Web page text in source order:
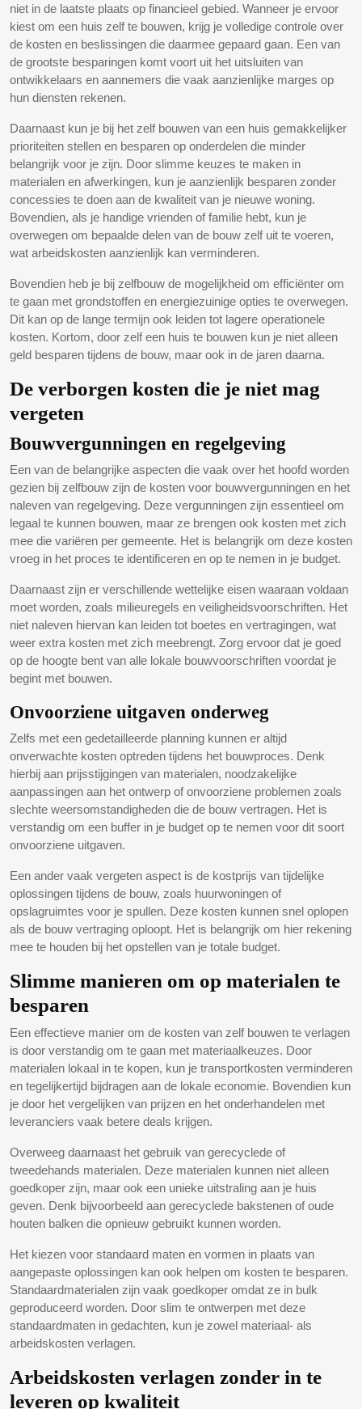
niet in de laatste plaats op financieel gebied. Wanneer je ervoor
kiest om een huis zelf te bouwen, krijg je volledige controle over
de kosten en beslissingen die daarmee gepaard gaan. Een van
de grootste besparingen komt voort uit het uitsluiten van
ontwikkelaars en aannemers die vaak aanzienlijke marges op
hun diensten rekenen.
Daarnaast kun je bij het zelf bouwen van een huis gemakkelijker
prioriteiten stellen en besparen op onderdelen die minder
belangrijk voor je zijn. Door slimme keuzes te maken in
materialen en afwerkingen, kun je aanzienlijk besparen zonder
concessies te doen aan de kwaliteit van je nieuwe woning.
Bovendien, als je handige vrienden of familie hebt, kun je
overwegen om bepaalde delen van de bouw zelf uit te voeren,
wat arbeidskosten aanzienlijk kan verminderen.
Bovendien heb je bij zelfbouw de mogelijkheid om efficiënter om
te gaan met grondstoffen en energiezuinige opties te overwegen.
Dit kan op de lange termijn ook leiden tot lagere operationele
kosten. Kortom, door zelf een huis te bouwen kun je niet alleen
geld besparen tijdens de bouw, maar ook in de jaren daarna.
De verborgen kosten die je niet mag
vergeten
Bouwvergunningen en regelgeving
Een van de belangrijke aspecten die vaak over het hoofd worden
gezien bij zelfbouw zijn de kosten voor bouwvergunningen en het
naleven van regelgeving. Deze vergunningen zijn essentieel om
legaal te kunnen bouwen, maar ze brengen ook kosten met zich
mee die variëren per gemeente. Het is belangrijk om deze kosten
vroeg in het proces te identificeren en op te nemen in je budget.
Daarnaast zijn er verschillende wettelijke eisen waaraan voldaan
moet worden, zoals milieuregels en veiligheidsvoorschriften. Het
niet naleven hiervan kan leiden tot boetes en vertragingen, wat
weer extra kosten met zich meebrengt. Zorg ervoor dat je goed
op de hoogte bent van alle lokale bouwvoorschriften voordat je
begint met bouwen.
Onvoorziene uitgaven onderweg
Zelfs met een gedetailleerde planning kunnen er altijd
onverwachte kosten optreden tijdens het bouwproces. Denk
hierbij aan prijsstijgingen van materialen, noodzakelijke
aanpassingen aan het ontwerp of onvoorziene problemen zoals
slechte weersomstandigheden die de bouw vertragen. Het is
verstandig om een buffer in je budget op te nemen voor dit soort
onvoorziene uitgaven.
Een ander vaak vergeten aspect is de kostprijs van tijdelijke
oplossingen tijdens de bouw, zoals huurwoningen of
opslagruimtes voor je spullen. Deze kosten kunnen snel oplopen
als de bouw vertraging oploopt. Het is belangrijk om hier rekening
mee te houden bij het opstellen van je totale budget.
Slimme manieren om op materialen te
besparen
Een effectieve manier om de kosten van zelf bouwen te verlagen
is door verstandig om te gaan met materiaalkeuzes. Door
materialen lokaal in te kopen, kun je transportkosten verminderen
en tegelijkertijd bijdragen aan de lokale economie. Bovendien kun
je door het vergelijken van prijzen en het onderhandelen met
leveranciers vaak betere deals krijgen.
Overweeg daarnaast het gebruik van gerecyclede of
tweedehands materialen. Deze materialen kunnen niet alleen
goedkoper zijn, maar ook een unieke uitstraling aan je huis
geven. Denk bijvoorbeeld aan gerecyclede bakstenen of oude
houten balken die opnieuw gebruikt kunnen worden.
Het kiezen voor standaard maten en vormen in plaats van
aangepaste oplossingen kan ook helpen om kosten te besparen.
Standaardmaterialen zijn vaak goedkoper omdat ze in bulk
geproduceerd worden. Door slim te ontwerpen met deze
standaardmaten in gedachten, kun je zowel materiaal- als
arbeidskosten verlagen.
Arbeidskosten verlagen zonder in te
leveren op kwaliteit